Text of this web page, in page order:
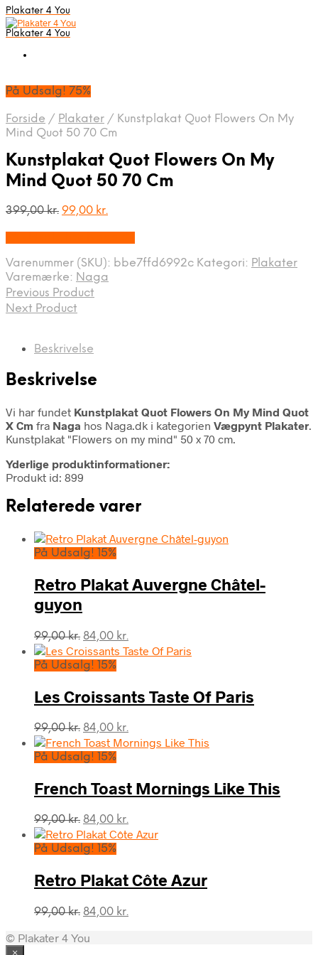
Plakater 4 You
Plakater 4 You
På Udsalg! 75%
Forside / Plakater / Kunstplakat Quot Flowers On My
Mind Quot 50 70 Cm
Kunstplakat Quot Flowers On My
Mind Quot 50 70 Cm
399,00kr. Den
399,00 kr..
99,00 kr.Den
99,00 kr..
Varenummer (SKU): bbe7ffd6992c Kategori: Plakater
Varemærke: Naga
Previous Product
Next Product
Beskrivelse
Beskrivelse
Vi har fundet Kunstplakat Quot Flowers On My Mind Quot
X Cm fra Naga hos Naga.dk i kategorien Vægpynt Plakater.
Kunstplakat "Flowers on my mind" 50 x 70 cm.
Yderlige produktinformationer:
Produkt id: 899
Relaterede varer
På Udsalg! 15%
Retro Plakat Auvergne Châtel-
guyon
99,00kr. Den
oprindelige
pris
99,00 kr..
84,00 kr.
aktuelle
84,00 kr..
På Udsalg! 15%
Les Croissants Taste Of Paris
99,00kr. Den
oprindelige
pris
99,00 kr..
84,00 kr.
aktuelle
84,00 kr..
På Udsalg! 15%
French Toast Mornings Like This
99,00kr. Den
oprindelige
pris
99,00 kr..
84,00 kr.
aktuelle
84,00 kr..
På Udsalg! 15%
Retro Plakat Côte Azur
99,00kr. Den
pris
84,00 kr.
© Plakater 4 You
×